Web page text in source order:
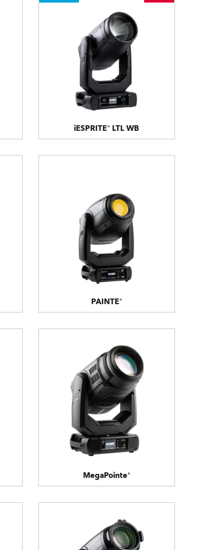
Frankreich
Tschechien und Slowakei
Internationaler Vertrieb
Lateinamerika
Business Development
iESPRITE® LTL WB
PAINTE®
MegaPointe®